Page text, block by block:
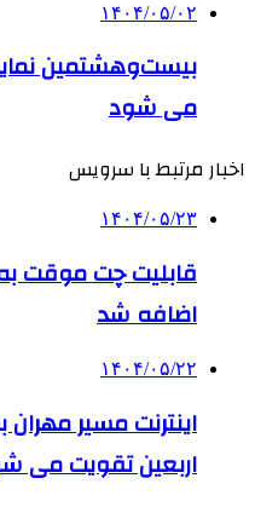
۱۴۰۴/۰۵/۰۲
بیست‌وهشتمین
می شود
اخبار مرتبط با سرویس
۱۴۰۴/۰۵/۲۳
قابلیت چت
اضافه شد
۱۴۰۴/۰۵/۲۲
اینترنت مسیر مهران
اربعین تقویت می